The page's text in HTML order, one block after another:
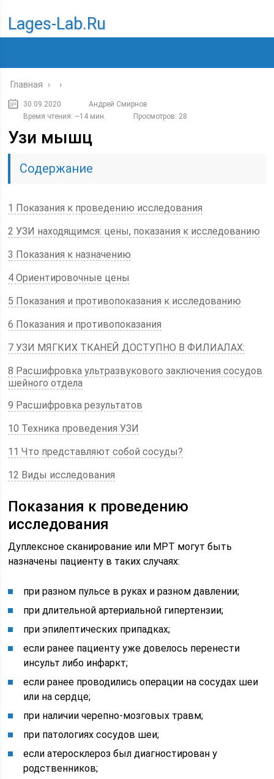
Lages-Lab.ru
Главная › ›
30.09.2020
Андрей Смирнов
Время чтения: ~14 мин.
Просмотров: 28
Узи мышц
Содержание
1 Показания к проведению исследования
2 УЗИ находящимся: цены, показания к исследованию
3 Показания к назначению
4 Ориентировочные цены
5 Показания и противопоказания к исследованию
6 Показания и противопоказания
7 УЗИ МЯГКИХ ТКАНЕЙ ДОСТУПНО В ФИЛИАЛАХ:
8 Расшифровка ультразвукового заключения сосудов
шейного отдела
9 Расшифровка результатов
10 Техника проведения УЗИ
11 Что представляют собой сосуды?
12 Виды исследования
Показания к проведению
исследования
Дуплексное сканирование или МРТ могут быть
назначены пациенту в таких случаях:
при разном пульсе в руках и разном давлении;
при длительной артериальной гипертензии;
при эпилептических припадках;
если ранее пациенту уже довелось перенести
инсульт либо инфаркт;
если ранее проводились операции на сосудах шеи
или на сердце;
при наличии черепно-мозговых травм;
при патологиях сосудов шеи;
если атеросклероз был диагностирован у
родственников;